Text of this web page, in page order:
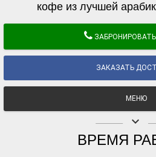
кофе из лучшей
ЗАКАЗАТЬ
МЕНЮ
keyboard_arrow_down
ВРЕМЯ